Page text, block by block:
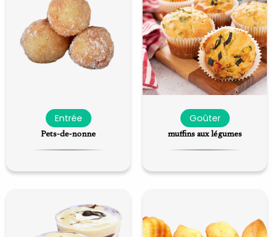
Entrée
Pets-de-nonne
Goûter
muffins aux légumes